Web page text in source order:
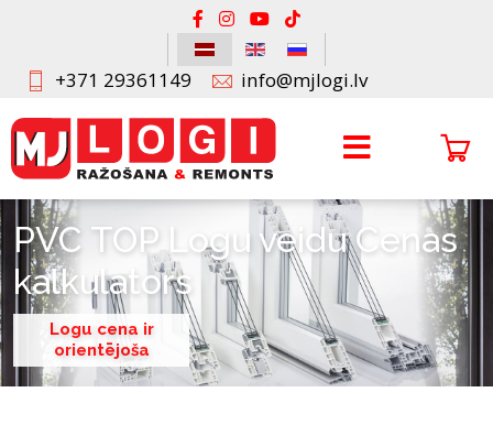
+371 29361149 info@mjlogi.lv
PVC TOP Logu veidu Cenas
kalkulators
Logu cena ir
orientējoša